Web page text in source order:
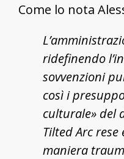
Come lo nota
ridefinendo
sovvenzioni
così i
culturale» del
Tilted Arc
maniera